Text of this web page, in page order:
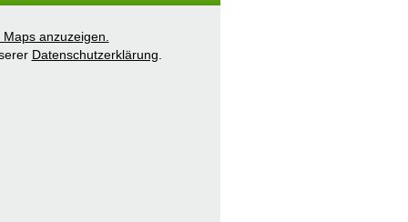
anzuzeigen.
Datenschutzerklärung